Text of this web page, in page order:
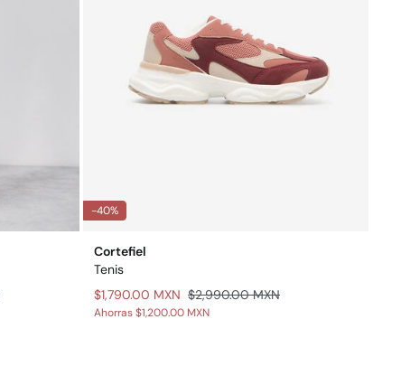
-40%
Cortefiel
Tenis
$1,790.00 MXN $2,990.00 MXN
Ahorras$1,200.00 MXN